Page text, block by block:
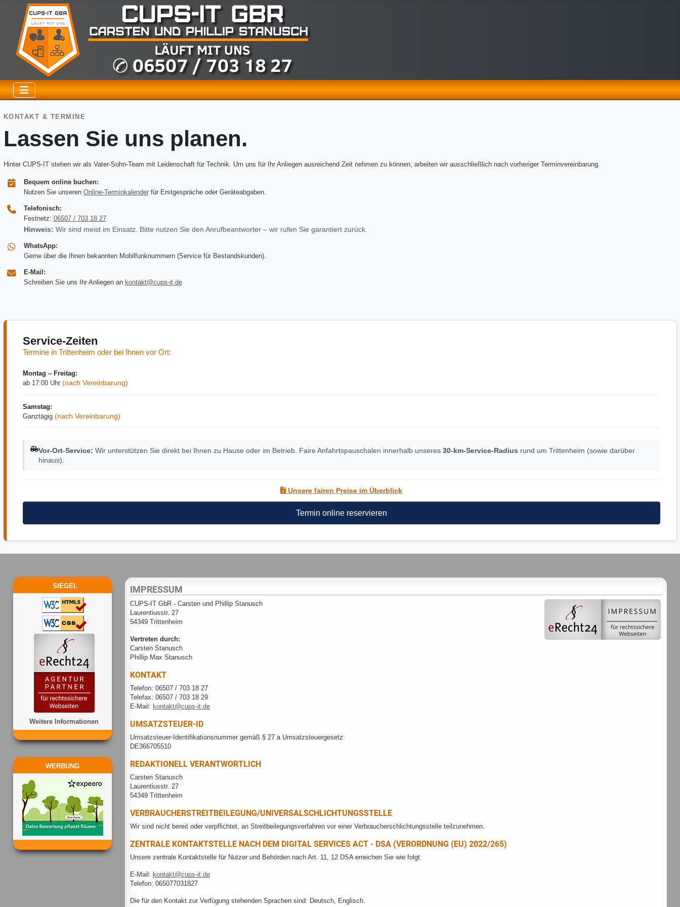
KONTAKT & TERMINE
Lassen Sie uns planen.
Hinter CUPS-IT stehen wir als Vater-Sohn-Team mit Leidenschaft für Technik. Um uns für Ihr Anliegen ausreichend Zeit nehmen zu können, arbeiten wir ausschließlich nach vorheriger Terminvereinbarung.
Bequem online buchen:
Nutzen Sie unseren Online-Terminkalenderfür Erstgespräche oder Geräteabgaben.
Telefonisch:
Festnetz: 06507 / 703 18 27
Hinweis: Wir sind meist im Einsatz. Bitte nutzen Sie den Anrufbeantworter – wir rufen Sie garantiert zurück.
WhatsApp:
Gerne über die Ihnen bekannten Mobilfunknummern (Service für Bestandskunden).
E-Mail:
Schreiben Sie uns Ihr Anliegen an kontakt@cups-it.de
Service-Zeiten
Termine in Trittenheim oder bei Ihnen vor Ort:
Montag – Freitag:
ab 17:00 Uhr (nach Vereinbarung)
Samstag:
Ganztägig (nach Vereinbarung)
Vor-Ort-Service: Wir unterstützen Sie direkt bei Ihnen zu Hause oder im Betrieb. Faire Anfahrtspauschalen innerhalb unseres 30-km-Service-Radius rund um Trittenheim (sowie darüber
hinaus).
Unsere fairen Preise im Überblick
Termin online reservieren
SIEGEL
Weitere Informationen
WERBUNG
IMPRESSUM
CUPS-IT GbR - Carsten und Phillip Stanusch
Laurentiusstr. 27
54349 Trittenheim
Vertreten durch:
Carsten Stanusch
Phillip Max Stanusch
KONTAKT
Telefon: 06507 / 703 18 27
Telefax: 06507 / 703 18 29
E-Mail: kontakt@cups-it.de
UMSATZSTEUER-ID
Umsatzsteuer-Identifikationsnummer gemäß § 27 a Umsatzsteuergesetz:
DE366705510
REDAKTIONELL VERANTWORTLICH
Carsten Stanusch
Laurentiusstr. 27
54349 Trittenheim
VERBRAUCHER­STREIT­BEILEGUNG/UNIVERSAL­SCHLICHTUNGS­STELLE
Wir sind nicht bereit oder verpflichtet, an Streitbeilegungsverfahren vor einer Verbraucherschlichtungsstelle teilzunehmen.
ZENTRALE KONTAKTSTELLE NACH DEM DIGITAL SERVICES ACT - DSA (VERORDNUNG (EU) 2022/265)
Unsere zentrale Kontaktstelle für Nutzer und Behörden nach Art. 11, 12 DSA erreichen Sie wie folgt:
E-Mail: kontakt@cups-it.de
Telefon: 065077031827
Die für den Kontakt zur Verfügung stehenden Sprachen sind: Deutsch, Englisch.